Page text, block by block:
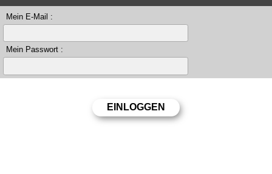
Mein E-Mail :
Mein Passwort :